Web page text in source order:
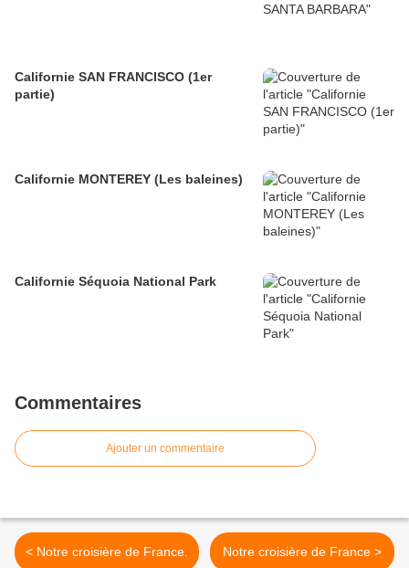
Californie SAN FRANCISCO (1er
partie)
Californie MONTEREY (Les baleines)
Californie Séquoia National Park
Commentaires
Ajouter un commentaire
< Notre croisière de France. Notre croisière de France >